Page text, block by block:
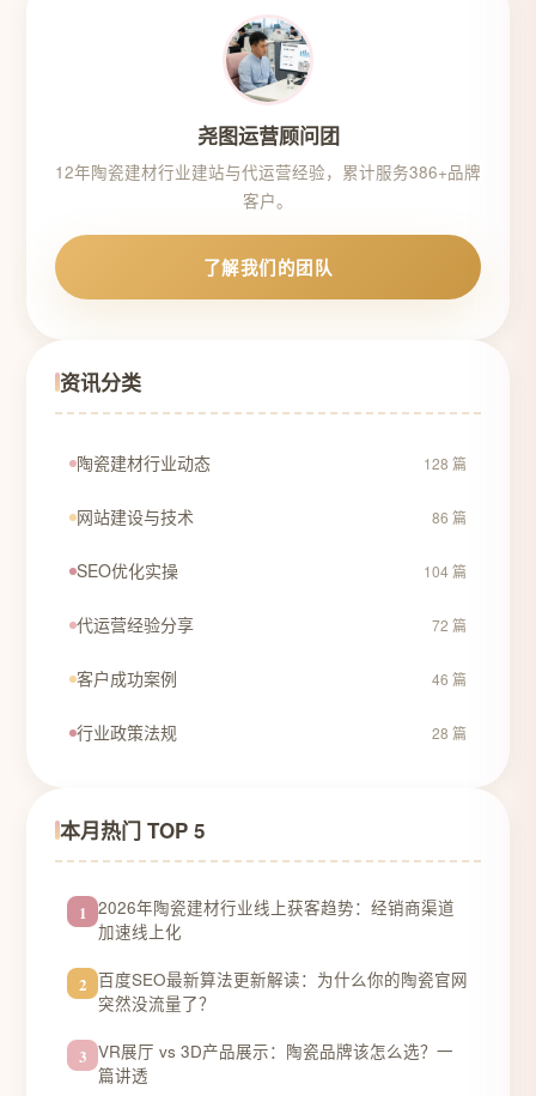
尧图运营顾问团
12年陶瓷建材行业建站与代运营经验，累计服务386+品牌
客户。
了解我们的团队
资讯分类
陶瓷建材行业动态 128 篇
网站建设与技术 86 篇
SEO优化实操 104 篇
代运营经验分享 72 篇
客户成功案例 46 篇
行业政策法规 28 篇
本月热门 TOP 5
1 2026年陶瓷建材行业线上获客趋势：经销商渠道
加速线上化
2 百度SEO最新算法更新解读：为什么你的陶瓷官网
突然没流量了？
3 VR展厅 vs 3D产品展示：陶瓷品牌该怎么选？一
篇讲透